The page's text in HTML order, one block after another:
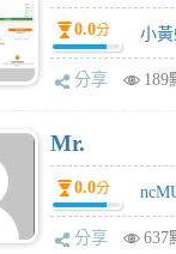
0.0分 小
分享 189
Mr.
0.0分
分享 637